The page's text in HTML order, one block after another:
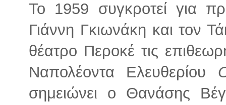
Το 1959 συγκροτεί για
Γιάννη Γκιωνάκη και τον
θέατρο Περοκέ τις
Ναπολέοντα Ελευθερίου
σημειώνει ο Θανάσης